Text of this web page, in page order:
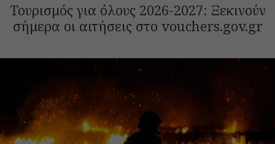
Τουρισμός για όλους 2026-2027: Ξεκινούν
σήμερα οι αιτήσεις στο vouchers.gov.gr